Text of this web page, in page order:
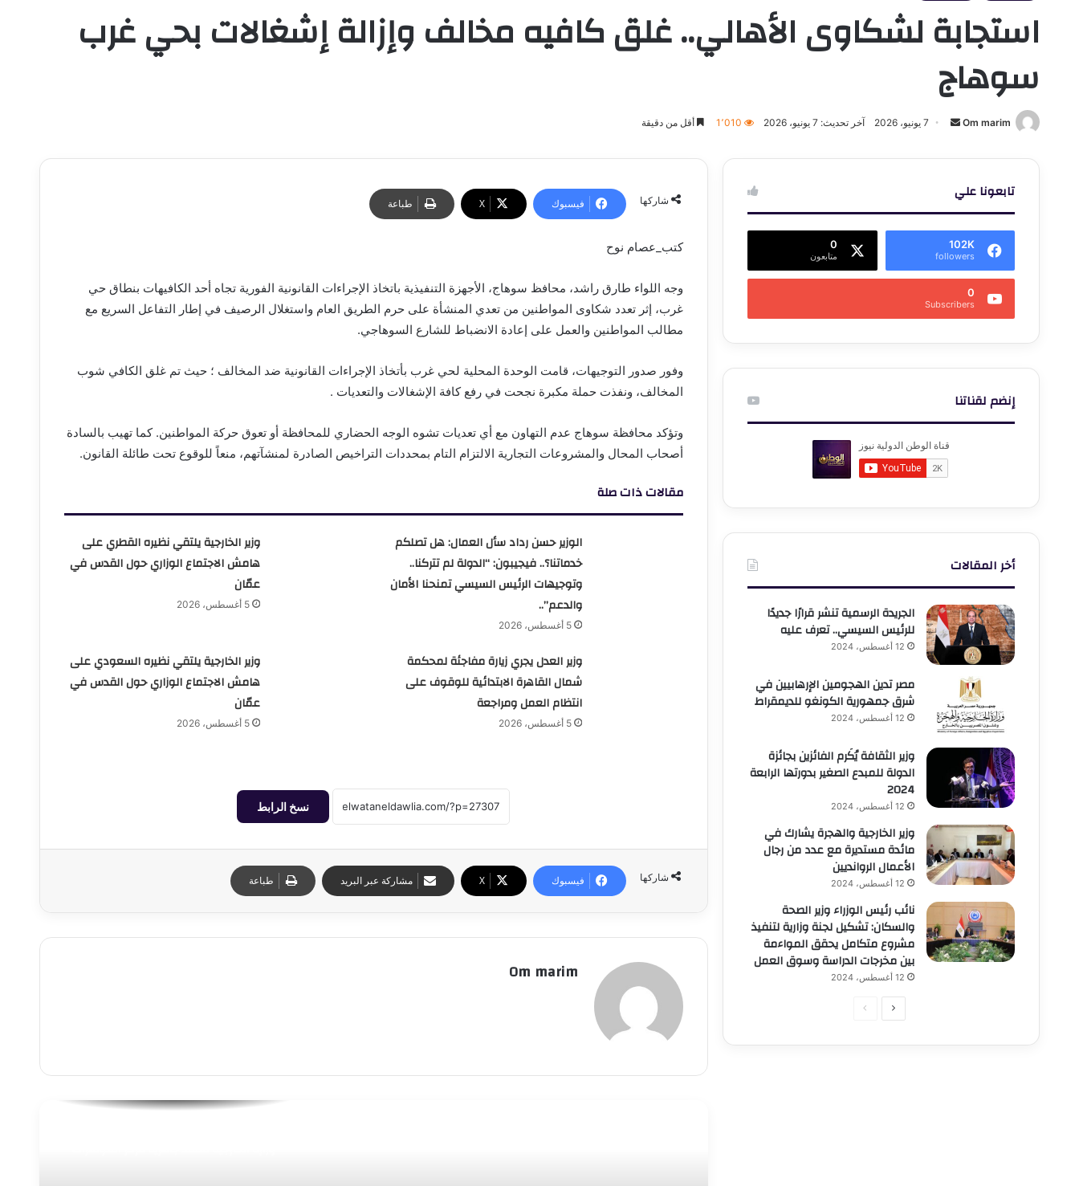
استجابة لشكاوى الأهالي.. غلق كافيه مخالف وإزالة إشغالات بحي غرب
سوهاج
Om marim
أرسل
إلكترونيا
7 يونيو، 2026 آخر تحديث: 7 يونيو، 2026 1٬010 أقل من دقيقة
شاركها فيسبوك ‫X طباعة
كتب_عصام نوح
وجه اللواء طارق راشد، محافظ سوهاج، الأجهزة التنفيذية باتخاذ الإجراءات القانونية الفورية تجاه أحد الكافيهات بنطاق حي
غرب، إثر تعدد شكاوى المواطنين من تعدي المنشأة على حرم الطريق العام واستغلال الرصيف في إطار التفاعل السريع مع
مطالب المواطنين والعمل على إعادة الانضباط للشارع السوهاجي.
وفور صدور التوجيهات، قامت الوحدة المحلية لحي غرب بأتخاذ الإجراءات القانونية ضد المخالف ؛ حيث تم غلق الكافي شوب
المخالف، ونفذت حملة مكبرة نجحت في رفع كافة الإشغالات والتعديات .
وتؤكد محافظة سوهاج عدم التهاون مع أي تعديات تشوه الوجه الحضاري للمحافظة أو تعوق حركة المواطنين. كما تهيب بالسادة
أصحاب المحال والمشروعات التجارية الالتزام التام بمحددات التراخيص الصادرة لمنشآتهم، منعاً للوقوع تحت طائلة القانون.
مقالات ذات صلة
الوزير حسن رداد سأل العمال: هل تصلكم
خدماتنا؟.. فيجيبون: “الدولة لم تتركنا..
وتوجيهات الرئيس السيسي تمنحنا الأمان
والدعم”..
5 أغسطس، 2026
وزير الخارجية يلتقي نظيره القطري على
هامش الاجتماع الوزاري حول القدس في
عمّان
5 أغسطس، 2026
وزير العدل يجري زيارة مفاجئة لمحكمة
شمال القاهرة الابتدائية للوقوف على
انتظام العمل ومراجعة
5 أغسطس، 2026
وزير الخارجية يلتقي نظيره السعودي على
هامش الاجتماع الوزاري حول القدس في
عمّان
5 أغسطس، 2026
نسخ الرابط
شاركها فيسبوك ‫X مشاركة عبر البريد طباعة
Om marim
تابعونا علي
102K
followers
0
متابعون
0
Subscribers
إنضم لقناتنا
أخر المقالات
الجريدة الرسمية تنشر قرارًا جديدًا
للرئيس السيسي.. تعرف عليه
12 أغسطس، 2024
مصر تدين الهجومين الإرهابيين في
شرق جمهورية الكونغو للديمقراط
12 أغسطس، 2024
وزير الثقافة يُكَرم الفائزين بجائزة
الدولة للمبدع الصغير بدورتها الرابعة
2024
12 أغسطس، 2024
وزير الخارجية والهجرة يشارك في
مائدة مستديرة مع عدد من رجال
الأعمال الروانديين
12 أغسطس، 2024
نائب رئيس الوزراء وزير الصحة
والسكان: تشكيل لجنة وزارية لتنفيذ
مشروع متكامل يحقق المواءمة
بين مخرجات الدراسة وسوق العمل
12 أغسطس، 2024
الصفحةالصفحة